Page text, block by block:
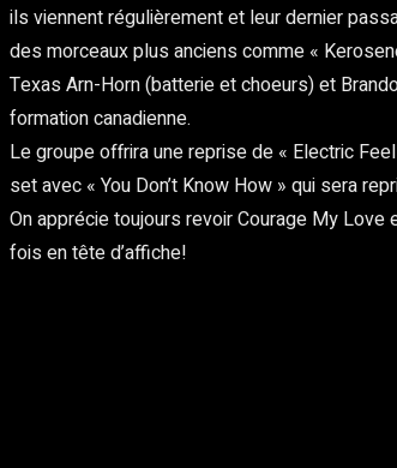
ils viennent régulièrement et leur dernier
des morceaux plus anciens comme «
Texas Arn-Horn (batterie et choeurs) et
formation canadienne.
Le groupe offrira une reprise de « Electric
set avec « You Don’t Know How » qui sera
On apprécie toujours revoir Courage My
fois en tête d’affiche!